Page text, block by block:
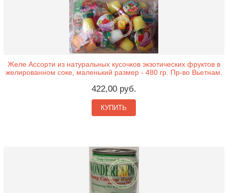
Желе Ассорти из натуральных кусочков экзотических фруктов в
желированном соке, маленький размер - 480 гр. Пр-во Вьетнам.
422,00 руб.
КУПИТЬ